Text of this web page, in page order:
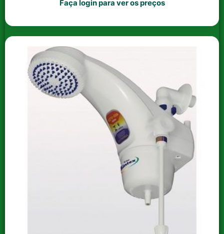
A AKROSUL é uma distribuidora de ferragens e
materiais de construção que atua há mais de 30
anos no mercado, fica localizada em Sapucaia do Sul
– RS; Com atendimento especializado para CNPJ e
entregas em todo o estado do Rio grande do Sul.
Faça login para ver os preços